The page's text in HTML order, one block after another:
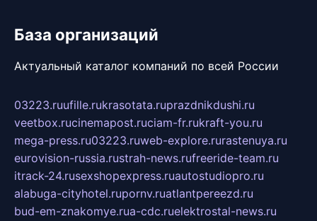
База организаций
Актуальный каталог компаний по всей России
03223.ruufille.rukrasotata.ruprazdnikdushi.ru
veetbox.rucinemapost.ruciam-fr.rukraft-you.ru
mega-press.ru03223.ruweb-explore.rurastenuya.ru
eurovision-russia.rustrah-news.rufreeride-team.ru
itrack-24.rusexshopexpress.ruautostudiopro.ru
alabuga-cityhotel.rupornv.ruatlantpereezd.ru
bud-em-znakomye.rua-cdc.ruelektrostal-news.ru